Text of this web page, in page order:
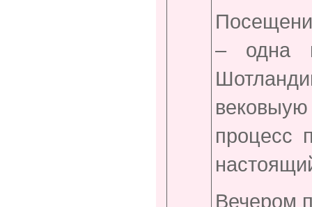
– одна
процесс
Вечером